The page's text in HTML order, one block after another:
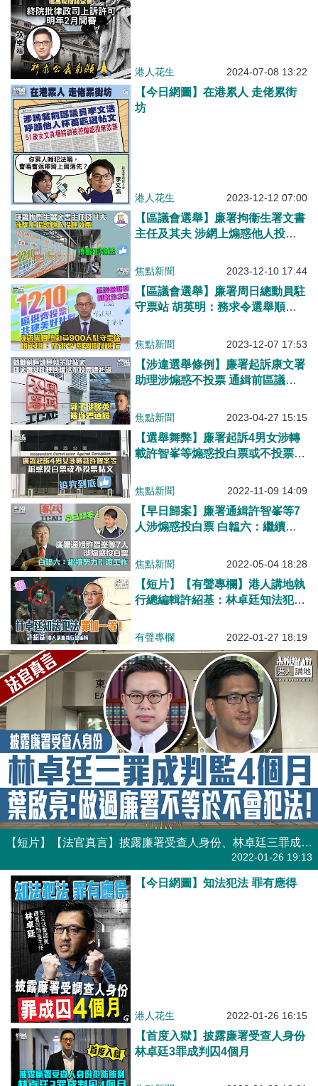
港人花生 2024-07-08 13:22
【今日網圖】在港累人 走佬累街
坊
港人花生 2023-12-12 07:00
【區議會選舉】廉署拘衞生署文書
主任及其夫 涉網上煽惑他人投無
焦點新聞 2023-12-10 17:44
【區議會選舉】廉署周日總動員駐
守票站 胡英明：務求令選舉順利
焦點新聞 2023-12-07 17:53
【涉違選舉條例】廉署起訴康文署
助理涉煽惑不投票 通緝前區議員
焦點新聞 2023-04-27 15:15
【選舉舞弊】廉署起訴4男女涉轉
載許智峯等煽惑投白票或不投票帖
焦點新聞 2022-11-09 14:09
【早日歸案】廉署通緝許智峯等7
人涉煽惑投白票 白韞六：繼續努
焦點新聞 2022-05-04 18:28
【短片】【有聲專欄】港人講地執
行總編輯許紹基：林卓廷知法犯
有聲專欄 2022-01-27 18:19
【短片】【法官真言】披露廉署受查人身份、林卓廷三罪成判監4個月、葉啟亮：做過廉署不等於不會犯法！
2022-01-26 19:13
【今日網圖】知法犯法 罪有應得
港人花生 2022-01-26 16:15
【首度入獄】披露廉署受查人身份
林卓廷3罪成判囚4個月